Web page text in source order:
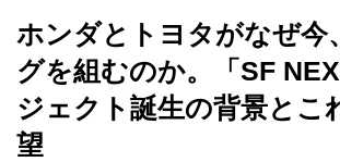
ホンダとトヨタがなぜ今
グを組むのか。「SF
ジェクト誕生の背景とこ
望